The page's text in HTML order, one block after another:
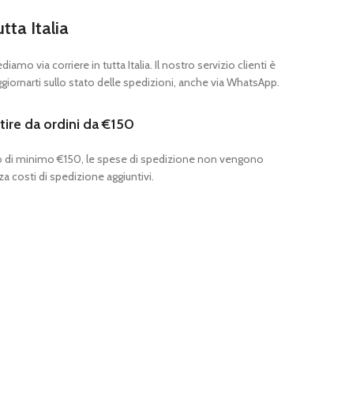
Italia
via corriere in tutta Italia. Il nostro servizio clienti è
sullo stato delle spedizioni, anche via WhatsApp.
da ordini da €150
minimo €150, le spese di spedizione non vengono
costi di spedizione aggiuntivi.